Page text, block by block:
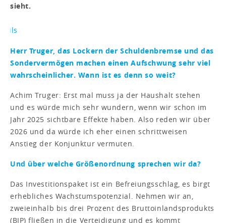
sieht.
Herr Truger, das Lockern der Schuldenbremse und das
Sondervermögen machen einen Aufschwung sehr viel
wahrscheinlicher. Wann ist es denn so weit?
Achim Truger: Erst mal muss ja der Haushalt stehen
und es würde mich sehr wundern, wenn wir schon im
Jahr 2025 sichtbare Effekte haben. Also reden wir über
2026 und da würde ich eher einen schrittweisen
Anstieg der Konjunktur vermuten.
Und über welche Größenordnung sprechen wir da?
Das Investitionspaket ist ein Befreiungsschlag, es birgt
erhebliches Wachstumspotenzial. Nehmen wir an,
zweieinhalb bis drei Prozent des Bruttoinlandsprodukts
(BIP) fließen in die Verteidigung und es kommt